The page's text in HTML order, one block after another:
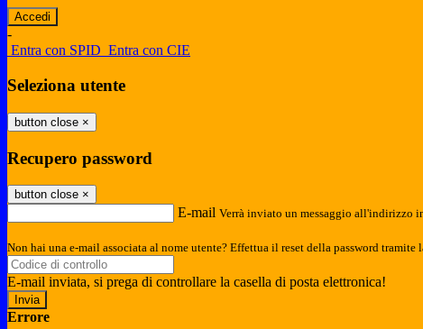
-
Entra con SPID Entra con CIE
Seleziona utente
button close ×
Recupero password
button close ×
E-mail Verrà inviato un messaggio all'indirizzo
Non hai una e-mail associata al nome utente? Effettua il reset della password tramite
E-mail inviata, si prega di controllare la casella di posta elettronica!
Errore